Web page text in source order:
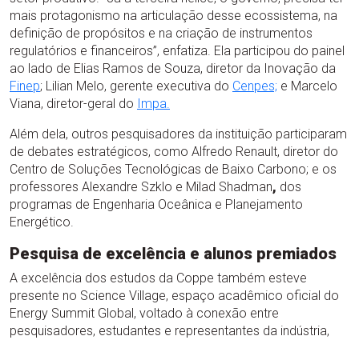
mais protagonismo na articulação desse ecossistema, na
definição de propósitos e na criação de instrumentos
regulatórios e financeiros”, enfatiza. Ela participou do painel
ao lado de Elias Ramos de Souza, diretor da Inovação da
Finep; Lilian Melo, gerente executiva do Cenpes; e Marcelo
Viana, diretor-geral do Impa.
Além dela, outros pesquisadores da instituição participaram
de debates estratégicos, como Alfredo Renault, diretor do
Centro de Soluções Tecnológicas de Baixo Carbono; e os
professores Alexandre Szklo e Milad Shadman, dos
programas de Engenharia Oceânica e Planejamento
Energético.
Pesquisa de excelência e alunos premiados
A excelência dos estudos da Coppe também esteve
presente no Science Village, espaço acadêmico oficial do
Energy Summit Global, voltado à conexão entre
pesquisadores, estudantes e representantes da indústria,